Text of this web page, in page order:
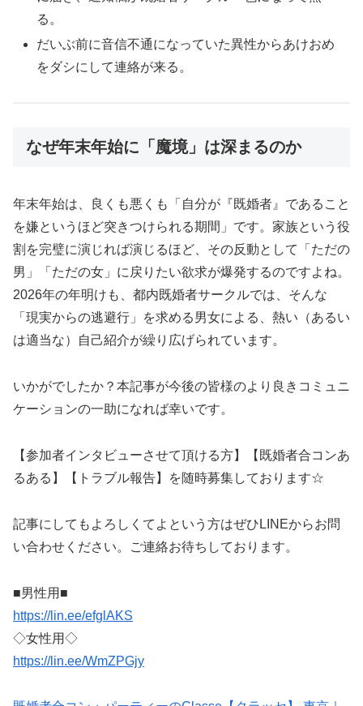
る。
だいぶ前に音信不通になっていた異性からあけおめ
をダシにして連絡が来る。
なぜ年末年始に「魔境」は深まるのか
年末年始は、良くも悪くも「自分が『既婚者』であること
を嫌というほど突きつけられる期間」です。家族という役
割を完璧に演じれば演じるほど、その反動として「ただの
男」「ただの女」に戻りたい欲求が爆発するのですよね。
2026年の年明けも、都内既婚者サークルでは、そんな
「現実からの逃避行」を求める男女による、熱い（あるい
は適当な）自己紹介が繰り広げられています。
いかがでしたか？本記事が今後の皆様のより良きコミュニ
ケーションの一助になれば幸いです。
【参加者インタビューさせて頂ける方】【既婚者合コンあ
るある】【トラブル報告】を随時募集しております☆
記事にしてもよろしくてよという方はぜひLINEからお問
い合わせください。ご連絡お待ちしております。
■男性用■
https://lin.ee/efglAKS
◇女性用◇
https://lin.ee/WmZPGjy